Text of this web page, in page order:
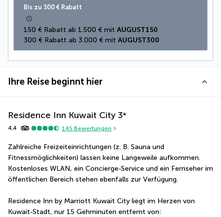
Bis zu 300 € Rabatt
150 € Rabatt ab 1.500 € mit AUGUST150
300 € Rabatt ab 3.000 € mit AUGUST300
Ihre Reise beginnt hier
Residence Inn Kuwait City 3*
4,4 145 Bewertungen
Zahlreiche Freizeiteinrichtungen (z. B. Sauna und
Fitnessmöglichkeiten) lassen keine Langeweile aufkommen.
Kostenloses WLAN, ein Concierge-Service und ein Fernseher im
öffentlichen Bereich stehen ebenfalls zur Verfügung.
Residence Inn by Marriott Kuwait City liegt im Herzen von
Kuwait-Stadt, nur 15 Gehminuten entfernt von: